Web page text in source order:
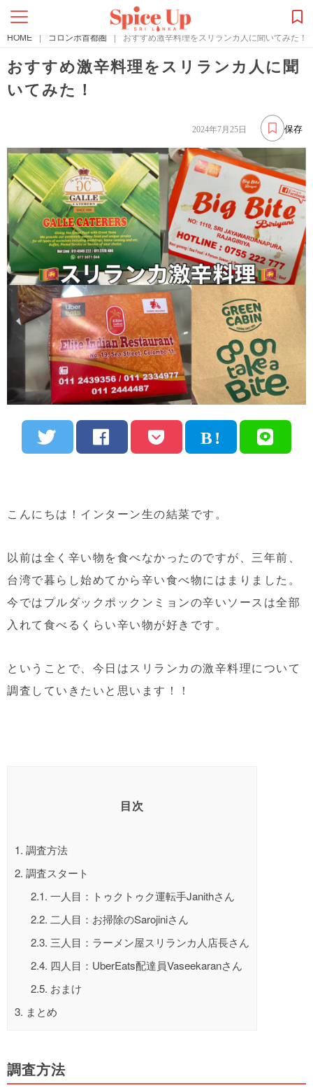
HOME | コロンボ首都圏 | おすすめ激辛料理をスリランカ人に聞いてみた！
おすすめ激辛料理をスリランカ人に聞
いてみた！
保存
2024年7月25日
こんにちは！インターン生の結菜です。
以前は全く辛い物を食べなかったのですが、三年前、
台湾で暮らし始めてから辛い食べ物にはまりました。
今ではプルダックポックンミョンの辛いソースは全部
入れて食べるくらい辛い物が好きです。
ということで、今日はスリランカの激辛料理について
調査していきたいと思います！！
目次
1. 調査方法
2. 調査スタート
2.1. 一人目：トゥクトゥク運転手Janithさん
2.2. 二人目：お掃除のSarojiniさん
2.3. 三人目：ラーメン屋スリランカ人店長さん
2.4. 四人目：UberEats配達員Vaseekaranさん
2.5. おまけ
3. まとめ
調査方法